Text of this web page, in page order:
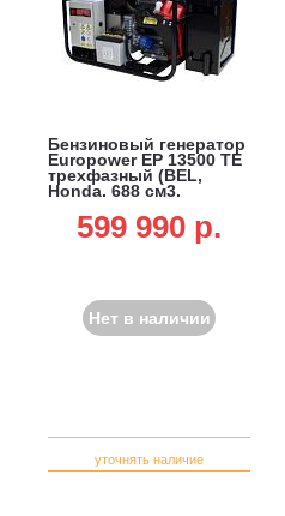
Бензиновый генератор
Europower EP 13500 ТЕ
трехфазный (BEL,
Honda, 688 см3,
электростарт, 149 кг)
599 990 p.
Нет в наличии
уточнять наличие